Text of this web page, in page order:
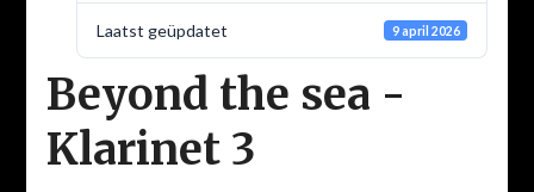
Laatst geüpdatet 9 april 2026
Beyond the sea -
Klarinet 3